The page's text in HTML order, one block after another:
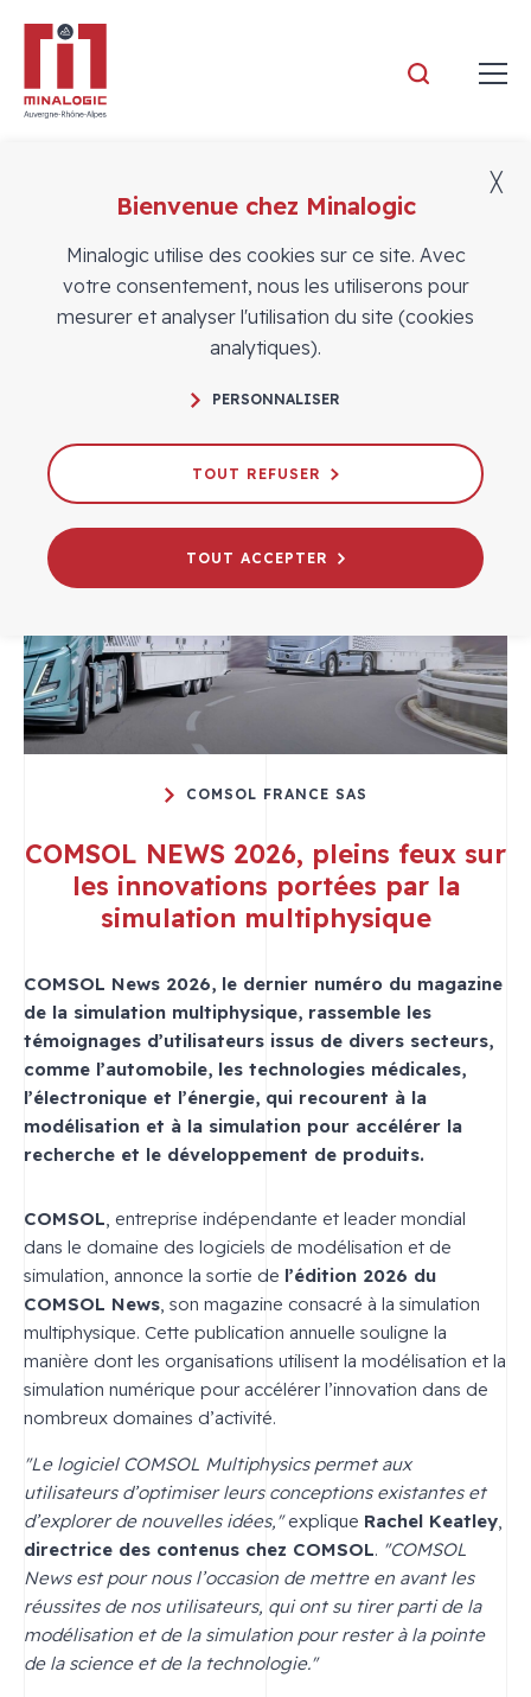
Actualités des adhérents
COMSOL FRANCE SAS
COMSOL NEWS 2026, pleins feux sur
les innovations portées par la
simulation multiphysique
COMSOL News 2026, le dernier numéro du magazine
de la simulation multiphysique, rassemble les
témoignages d’utilisateurs issus de divers secteurs,
comme l’automobile, les technologies médicales,
l’électronique et l’énergie, qui recourent à la
modélisation et à la simulation pour accélérer la
recherche et le développement de produits.
COMSOL, entreprise indépendante et leader mondial
dans le domaine des logiciels de modélisation et de
simulation, annonce la sortie de l’édition 2026 du
COMSOL News, son magazine consacré à la simulation
multiphysique. Cette publication annuelle souligne la
manière dont les organisations utilisent la modélisation et la
simulation numérique pour accélérer l’innovation dans de
nombreux domaines d’activité.
"Le logiciel COMSOL Multiphysics permet aux
utilisateurs d’optimiser leurs conceptions existantes et
d’explorer de nouvelles idées,"explique Rachel Keatley,
directrice des contenus chez COMSOL. "COMSOL
News est pour nous l’occasion de mettre en avant les
réussites de nos utilisateurs, qui ont su tirer parti de la
modélisation et de la simulation pour rester à la pointe
de la science et de la technologie."
Bienvenue chez Minalogic
Minalogic utilise des cookies sur ce site. Avec
votre consentement, nous les utiliserons pour
mesurer et analyser l'utilisation du site (cookies
analytiques).
PERSONNALISER
TOUT REFUSER
TOUT ACCEPTER
╳